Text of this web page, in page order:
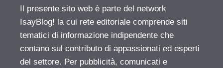
Il presente sito web è parte del network
IsayBlog! la cui rete editoriale comprende siti
tematici di informazione indipendente che
contano sul contributo di appassionati ed esperti
del settore. Per pubblicità, comunicati e